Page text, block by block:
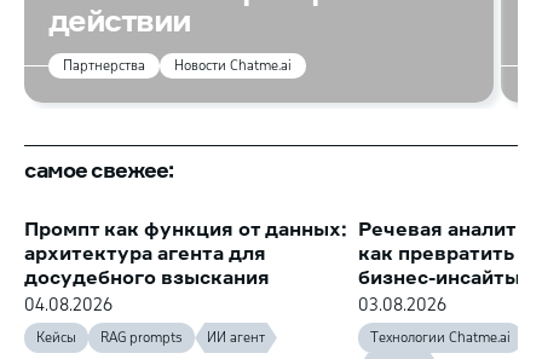
действии
Партнерства Новости Chatme.ai
самое свежее:
Промпт как функция от данных:
архитектура агента для
досудебного взыскания
04.08.2026
Кейсы RAG prompts ИИ агент
Речевая
как превратить
бизнес-инсайты
03.08.2026
Технологии Chatme.ai